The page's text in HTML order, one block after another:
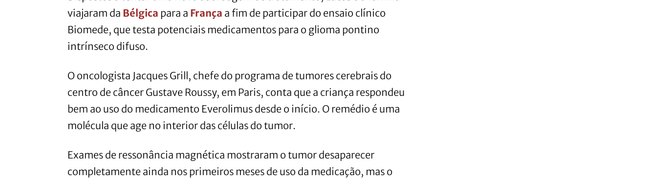
viajaram da Bélgica para a França a fim de participar do ensaio clínico
Biomede, que testa potenciais medicamentos para o glioma pontino
intrínseco difuso.
O oncologista Jacques Grill, chefe do programa de tumores cerebrais do
centro de câncer Gustave Roussy, em Paris, conta que a criança respondeu
bem ao uso do medicamento Everolimus desde o início. O remédio é uma
molécula que age no interior das células do tumor.
Exames de ressonância magnética mostraram o tumor desaparecer
completamente ainda nos primeiros meses de uso da medicação, mas o